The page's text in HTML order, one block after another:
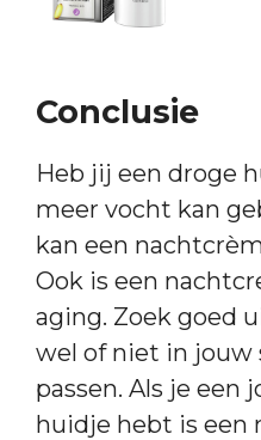
Conclusie
Heb jij een droge
meer vocht kan
kan een
Ook is een
aging. Zoek goed
wel of niet in jouw
passen. Als je een
huidje hebt is een